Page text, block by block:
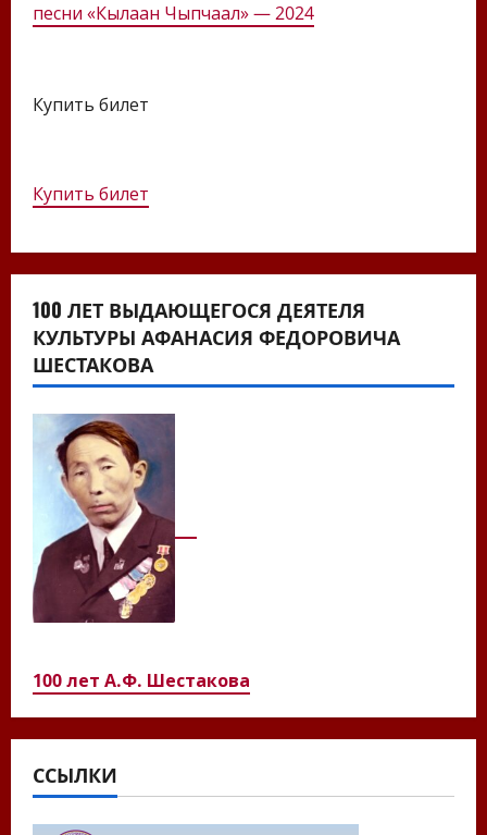
песни «Кылаан Чыпчаал» — 2024
Купить билет
Купить билет
100 ЛЕТ ВЫДАЮЩЕГОСЯ ДЕЯТЕЛЯ
КУЛЬТУРЫ АФАНАСИЯ ФЕДОРОВИЧА
ШЕСТАКОВА
100 лет А.Ф. Шестакова
ССЫЛКИ